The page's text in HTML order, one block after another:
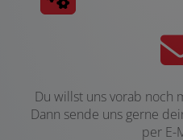
Du willst uns vorab noch
Dann sende uns gerne
per E-